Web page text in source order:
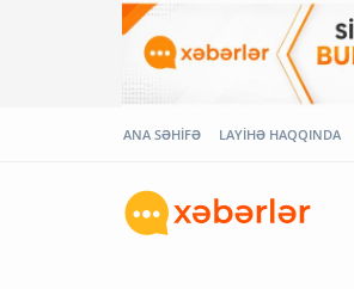
ANA SƏHİFƏ LAYİHƏ HAQQINDA